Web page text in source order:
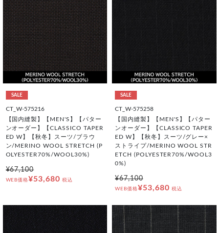
SALE
CT_W-575216
【国内縫製】【MEN'S】【パター
ンオーダー】【CLASSICO TAPER
ED W】【秋冬】スーツ/ブラウ
ン/MERINO WOOL STRETCH (P
OLYESTER70%/WOOL30%)
¥67,100
WEB価格¥53,680 税込
SALE
CT_W-575258
【国内縫製】【MEN'S】【パター
ンオーダー】【CLASSICO TAPER
ED W】【秋冬】スーツ/グレー×
ストライプ/MERINO WOOL STR
ETCH (POLYESTER70%/WOOL3
0%)
¥67,100
WEB価格¥53,680 税込